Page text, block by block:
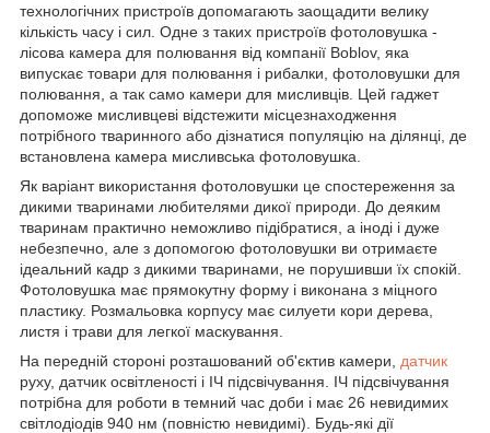
технологічних пристроїв допомагають заощадити велику
кількість часу і сил. Одне з таких пристроїв фотоловушка -
лісова камера для полювання від компанії Boblov, яка
випускає товари для полювання і рибалки, фотоловушки для
полювання, а так само камери для мисливців. Цей гаджет
допоможе мисливцеві відстежити місцезнаходження
потрібного тваринного або дізнатися популяцію на ділянці, де
встановлена камера мисливська фотоловушка.
Як варіант використання фотоловушки це спостереження за
дикими тваринами любителями дикої природи. До деяким
тваринам практично неможливо підібратися, а іноді і дуже
небезпечно, але з допомогою фотоловушки ви отримаєте
ідеальний кадр з дикими тваринами, не порушивши їх спокій.
Фотоловушка має прямокутну форму і виконана з міцного
пластику. Розмальовка корпусу має силуети кори дерева,
листя і трави для легкої маскування.
На передній стороні розташований об'єктив камери, датчик
руху, датчик освітленості і ІЧ підсвічування. ІЧ підсвічування
потрібна для роботи в темний час доби і має 26 невидимих
світлодіодів 940 нм (повністю невидимі). Будь-які дії